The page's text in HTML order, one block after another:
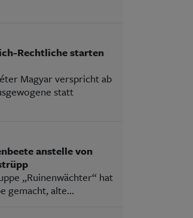
Rechtliche starten
Magyar verspricht ab
statt
anstelle von
„Ruinenwächter“ hat
gemacht, alte...